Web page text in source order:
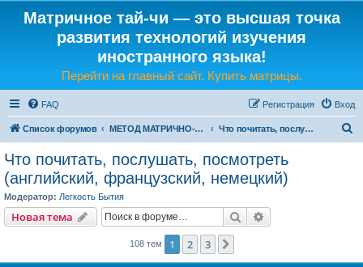
Матричное тай-чи — это высшая точка
развития технологий изучения
иностранного языка!
Перейти на главный сайт. Купить матрицы.
FAQ Вход
Регистрация
Список форумов МЕТОД МАТРИЧНО-ЯЗЫКОВОГО ТАЙ-ЧИ Что почитать, послушать, посмотреть (английский, французский, немецкий)
Что почитать, послушать, посмотреть
(английский, французский, немецкий)
Модератор: Легкость Бытия
Новая тема Поиск
108 тем 1 2 3